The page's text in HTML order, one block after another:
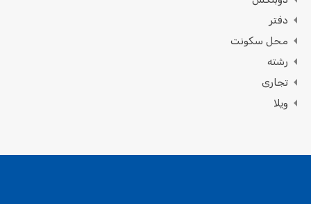
دفتر
محل سکونت
رشته
تجاری
ویلا